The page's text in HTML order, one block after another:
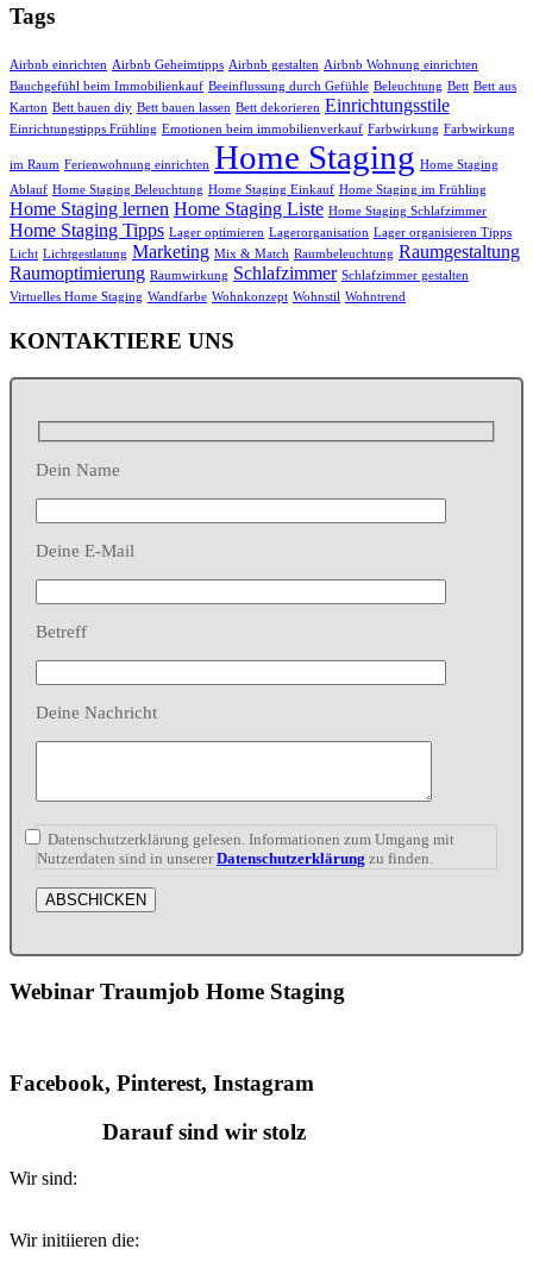
Tags
Airbnb einrichten Airbnb Geheimtipps Airbnb gestalten Airbnb Wohnung einrichten
Bauchgefühl beim Immobilienkauf Beeinflussung durch Gefühle Beleuchtung Bett Bett aus
Karton Bett bauen diy Bett bauen lassen Bett dekorieren Einrichtungsstile
Einrichtungstipps Frühling Emotionen beim immobilienverkauf Farbwirkung Farbwirkung
im Raum Ferienwohnung einrichten Home Staging Home Staging
Ablauf Home Staging Beleuchtung Home Staging Einkauf Home Staging im Frühling
Home Staging lernen Home Staging Liste Home Staging Schlafzimmer
Home Staging Tipps Lager optimieren Lagerorganisation Lager organisieren Tipps
Licht Lichtgestlatung Marketing Mix & Match Raumbeleuchtung Raumgestaltung
Raumoptimierung Raumwirkung Schlafzimmer Schlafzimmer gestalten
Virtuelles Home Staging Wandfarbe Wohnkonzept Wohnstil Wohntrend
KONTAKTIERE UNS
Dein Name
Deine E-Mail
Betreff
Deine Nachricht
Datenschutzerklärung gelesen. Informationen zum Umgang mit
Nutzerdaten sind in unsererDatenschutzerklärung zu finden.
Webinar Traumjob Home Staging
Facebook, Pinterest, Instagram
Darauf sind wir stolz
Wir sind:
Wir initiieren die: